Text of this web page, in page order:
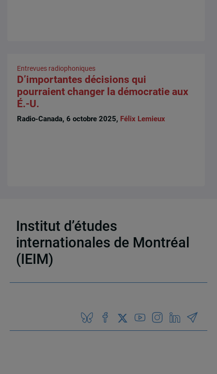
Entrevues radiophoniques
D’importantes décisions qui
pourraient changer la démocratie aux
É.-U.
Radio-Canada, 6 octobre 2025, Félix Lemieux
3 résultats
Institut d’études
internationales de Montréal
(IEIM)